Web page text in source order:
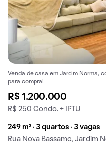
Venda de casa em Jardim Norma,
para compra!
R$ 1.200.000
R$ 250 Condo. + IPTU
249 m² · 3 quartos · 3 vagas
Rua Nova Bassamo, Jardim